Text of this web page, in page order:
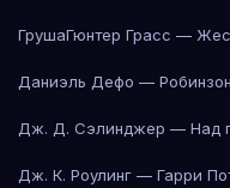
ГрушаГюнтер Грасс —
Даниэль Дефо —
Дж. Д. Сэлинджер — Над
Дж. К. Роулинг — Гарри